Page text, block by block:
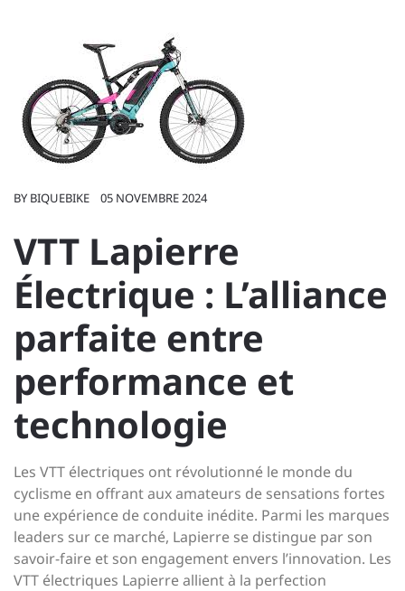
BY BIQUEBIKE 05 NOVEMBRE 2024
VTT Lapierre
Électrique : L’alliance
parfaite entre
performance et
technologie
Les VTT électriques ont révolutionné le monde du
cyclisme en offrant aux amateurs de sensations fortes
une expérience de conduite inédite. Parmi les marques
leaders sur ce marché, Lapierre se distingue par son
savoir-faire et son engagement envers l’innovation. Les
VTT électriques Lapierre allient à la perfection